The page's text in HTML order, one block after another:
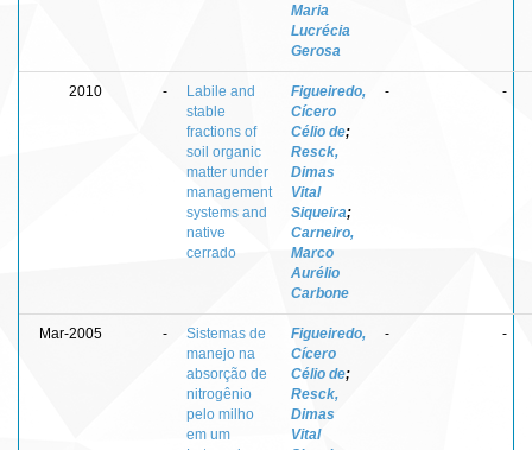
Maria
Lucrécia
Gerosa
2010 -
Labile and
stable
fractions of
soil organic
matter under
management
systems and
native
cerrado
Figueiredo,
Cícero
Célio de;
Resck,
Dimas
Vital
Siqueira;
Carneiro,
Marco
Aurélio
Carbone
- -
Mar-2005 -
Sistemas de
manejo na
absorção de
nitrogênio
pelo milho
em um
Figueiredo,
Cícero
Célio de;
Resck,
Dimas
Vital
- -